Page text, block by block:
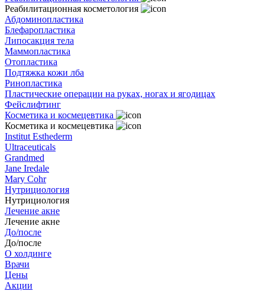
Реабилитационная косметология
Абдоминопластика
Блефаропластика
Липосакция тела
Маммопластика
Отопластика
Подтяжка кожи лба
Ринопластика
Пластические операции на руках, ногах и ягодицах
Фейслифтинг
Косметика и космецевтика
Косметика и космецевтика
Institut Esthederm
Ultraceuticals
Grandmed
Jane Iredale
Mary Cohr
Нутрициология
Нутрициология
Лечение акне
Лечение акне
До/после
До/после
О холдинге
Врачи
Цены
Акции